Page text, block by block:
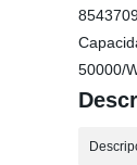
50000/